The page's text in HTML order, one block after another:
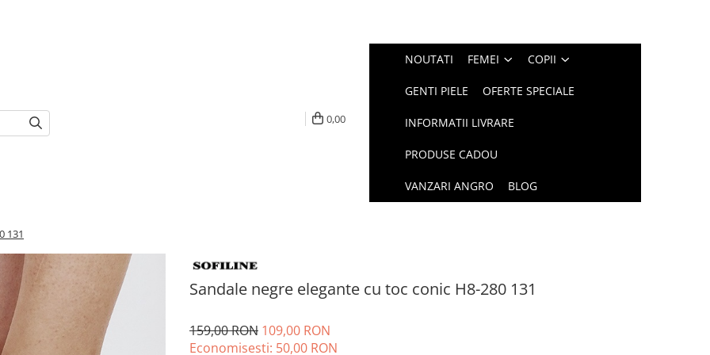
0,00
NOUTATI FEMEI COPII
GENTI PIELE OFERTE SPECIALE
INFORMATII LIVRARE
PRODUSE CADOU
VANZARI ANGRO BLOG
131
Sandale negre elegante cu toc conic H8-280 131
159,00 RON 109,00 RON
Economisesti: 50,00 RON